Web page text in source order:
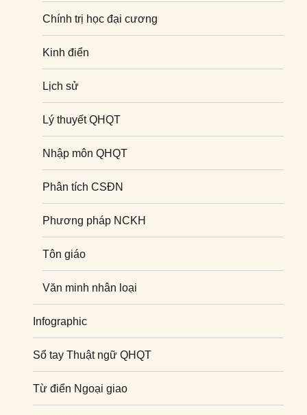
Chính trị học đại cương
Kinh điển
Lịch sử
Lý thuyết QHQT
Nhập môn QHQT
Phân tích CSĐN
Phương pháp NCKH
Tôn giáo
Văn minh nhân loại
Infographic
Sổ tay Thuật ngữ QHQT
Từ điển Ngoại giao